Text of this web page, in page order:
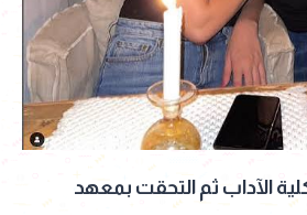
الآداب ثم التحقت بمعهد